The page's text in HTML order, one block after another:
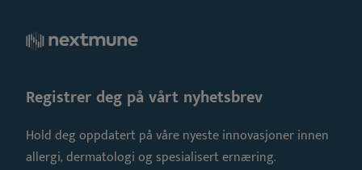
Registrer deg på vårt nyhetsbrev
Hold deg oppdatert på våre nyeste innovasjoner innen
allergi, dermatologi og spesialisert ernæring.